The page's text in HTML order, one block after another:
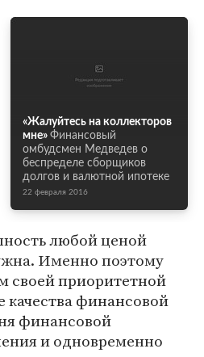
«Жалуйтесь на коллекторов
мне» Финансовый
омбудсмен Медведев о
беспределе сборщиков
долгов и валютной ипотеке
22 февраля 2016
любой ценой
Именно поэтому
своей приоритетной
качества финансовой
финансовой
и одновременно